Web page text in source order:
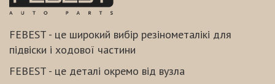
FEBEST - це широкий вибір резінометалікі для
підвіски і ходової частини
FEBEST - це деталі окремо від вузла